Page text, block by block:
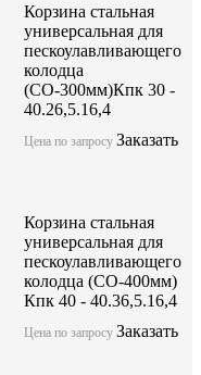
Корзина стальная
универсальная для
пескоулавливающего
колодца
(СО-300мм)Кпк 30 -
40.26,5.16,4
Цена по запросу Заказать
Корзина стальная
универсальная для
пескоулавливающего
колодца (СО-400мм)
Кпк 40 - 40.36,5.16,4
Цена по запросу Заказать